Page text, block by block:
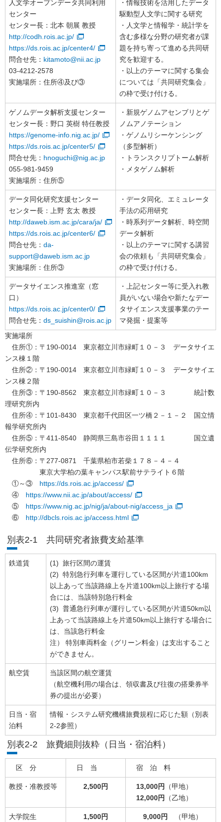
人文学オープンデータ共同利用
センター
センター長：北本 朝展 教授
http://codh.rois.ac.jp/
https://ds.rois.ac.jp/center4/
問合せ先： kitamoto@nii.ac.jp
03-4212-2578
実施場所：住所④及び③
・情報技術を活用したデータ
駆動型人文学に関する研究
・人文学と情報学・統計学を
含む多様な分野の研究者が課
題を持ち寄って進める共同研
究を歓迎する。
・以上のテーマに関する集会
については「共同研究集会」
の枠で受け付ける。
ゲノムデータ解析支援センター
センター長：野口 英樹 特任教授
https://genome-info.nig.ac.jp/
https://ds.rois.ac.jp/center5/
問合せ先： hnoguchi@nig.ac.jp
055-981-9459
実施場所：住所⑤
・新規ゲノムアセンブリとゲ
ノムアノテーション
・ゲノムリシーケンシング
（多型解析）
・トランスクリプトーム解析
・メタゲノム解析
データ同化研究支援センター
センター長：上野 玄太 教授
http://daweb.ism.ac.jp/cara/ja/
https://ds.rois.ac.jp/center6/
問合せ先： da-
support@daweb.ism.ac.jp
実施場所：住所③
・データ同化、エミュレータ
手法の応用研究
・時系列データ解析、時空間
データ解析
・以上のテーマに関する講習
会の依頼も「共同研究集会」
の枠で受け付ける。
データサイエンス推進室（窓
口）
https://ds.rois.ac.jp/center0/
問合せ先： ds_suishin@rois.ac.jp
・上記センター等に受入れ教
員がいない場合や新たなデー
タサイエンス支援事業のテー
マ発掘・提案等
実施場所
住所①：〒190-0014 東京都立川市緑町１０－３ データサイエ
ンス棟１階
住所②：〒190-0014 東京都立川市緑町１０－３ データサイエ
ンス棟２階
住所③：〒190-8562 東京都立川市緑町１０－３ 統計数
理研究所内
住所④：〒101-8430 東京都千代田区一ツ橋２－１－２ 国立情
報学研究所内
住所⑤：〒411-8540 静岡県三島市谷田１１１１ 国立遺
伝学研究所内
住所⑥：〒277-0871 千葉県柏市若柴１７８－４－４
東京大学柏の葉キャンパス駅前サテライト６階
①～③ https://ds.rois.ac.jp/access/
④ https://www.nii.ac.jp/about/access/
⑤ https://www.nig.ac.jp/nig/ja/about-nig/access_ja
⑥ http://dbcls.rois.ac.jp/access.html
別表2-1 共同研究者旅費支給基準
鉄道賃
(1) 旅行区間の運賃
(2) 特別急行列車を運行している区間が片道100km
以上あって当該路線上を片道100km以上旅行する場
合には、当該特別急行料金
(3) 普通急行列車が運行している区間が片道50km以
上あって当該路線上を片道50km以上旅行する場合に
は、当該急行料金
注） 特別車両料金（グリーン料金）は支出すること
ができません。
航空賃
当該区間の航空運賃
（航空機利用の場合は、領収書及び往復の搭乗券半
券の提出が必要）
日当・宿
泊料
情報・システム研究機構旅費規程に応じた額（別表
2-2参照）
別表2-2 旅費細則抜粋（日当・宿泊料）
区 分 日 当 宿 泊 料
教授・准教授等 2,500円 13,000円
（甲地）
12,000円 （乙地）
大学院生 1,500円 9,000円
（甲地）